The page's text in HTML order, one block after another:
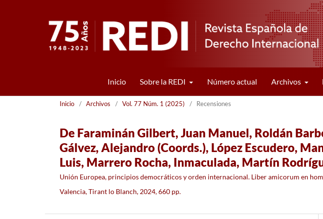
Inicio Sobre la REDI Número actual Archivos
Inicio / Archivos / Vol. 77 Núm. 1 (2025) / Recensiones
De Faraminán Gilbert, Juan Manuel, Roldán
Gálvez, Alejandro (Coords.), López Escudero,
Luis, Marrero Rocha, Inmaculada, Martín
Unión Europea, principios democráticos y orden internacional. Liber amicorum en
Valencia, Tirant lo Blanch, 2024, 660 pp.